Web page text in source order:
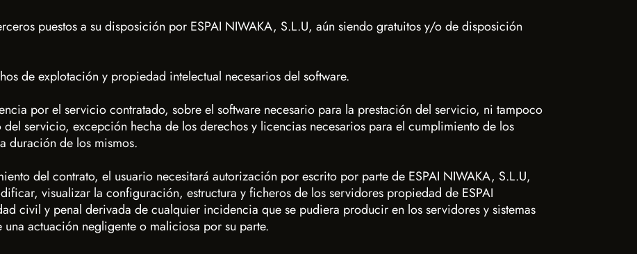
puestos a su disposición por ESPAI NIWAKA, S.L.U, aún siendo gratuitos y/o de disposición
de explotación y propiedad intelectual necesarios del software.
por el servicio contratado, sobre el software necesario para la prestación del servicio, ni tampoco
servicio, excepción hecha de los derechos y licencias necesarios para el cumplimiento de los
duración de los mismos.
del contrato, el usuario necesitará autorización por escrito por parte de ESPAI NIWAKA, S.L.U,
visualizar la configuración, estructura y ficheros de los servidores propiedad de ESPAI
civil y penal derivada de cualquier incidencia que se pudiera producir en los servidores y sistemas
actuación negligente o maliciosa por su parte.